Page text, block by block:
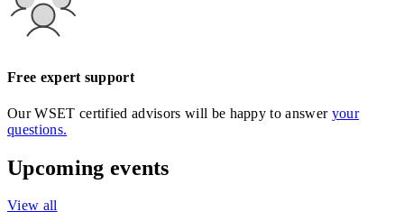
Free expert support
Our WSET certified advisors will be happy to answer your
questions.
Upcoming events
View all